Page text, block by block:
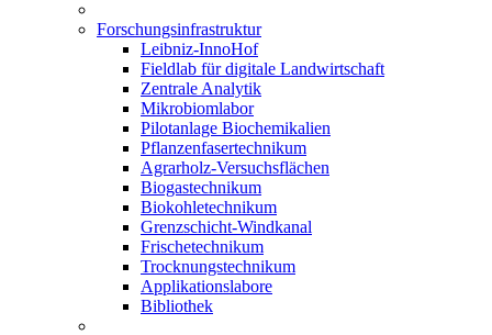
Forschungsinfrastruktur
Leibniz-InnoHof
Fieldlab für digitale Landwirtschaft
Zentrale Analytik
Mikrobiomlabor
Pilotanlage Biochemikalien
Pflanzenfasertechnikum
Agrarholz-Versuchsflächen
Biogastechnikum
Biokohletechnikum
Grenzschicht-Windkanal
Frischetechnikum
Trocknungstechnikum
Applikationslabore
Bibliothek